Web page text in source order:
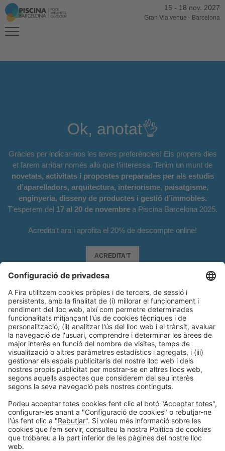
15 - 18 nov. 2027
Gran Via venue - Barcelona
Ok, anotat👌
Gràcies per indicar-nos les teves preferències! Els propers dies
et farem arribar només allò que t’interessa. Tenim un munt de
novetats, activitats i propostes preparades per als estudis
d’aparelladors, arquitectura, interiorisme, paisatgisme,
enginyeria, disseny de productes i gestió d’immobles.
T’esperem del 17 al 20 de novembre a Piscina Barcelona 2025.
Acredita’t ara i aprofita el 20% de descompte online!
ACREDITA'T
Informació generalAvís legalPolítica de privacitat
Política de cookies
#PISCINABARCELONA